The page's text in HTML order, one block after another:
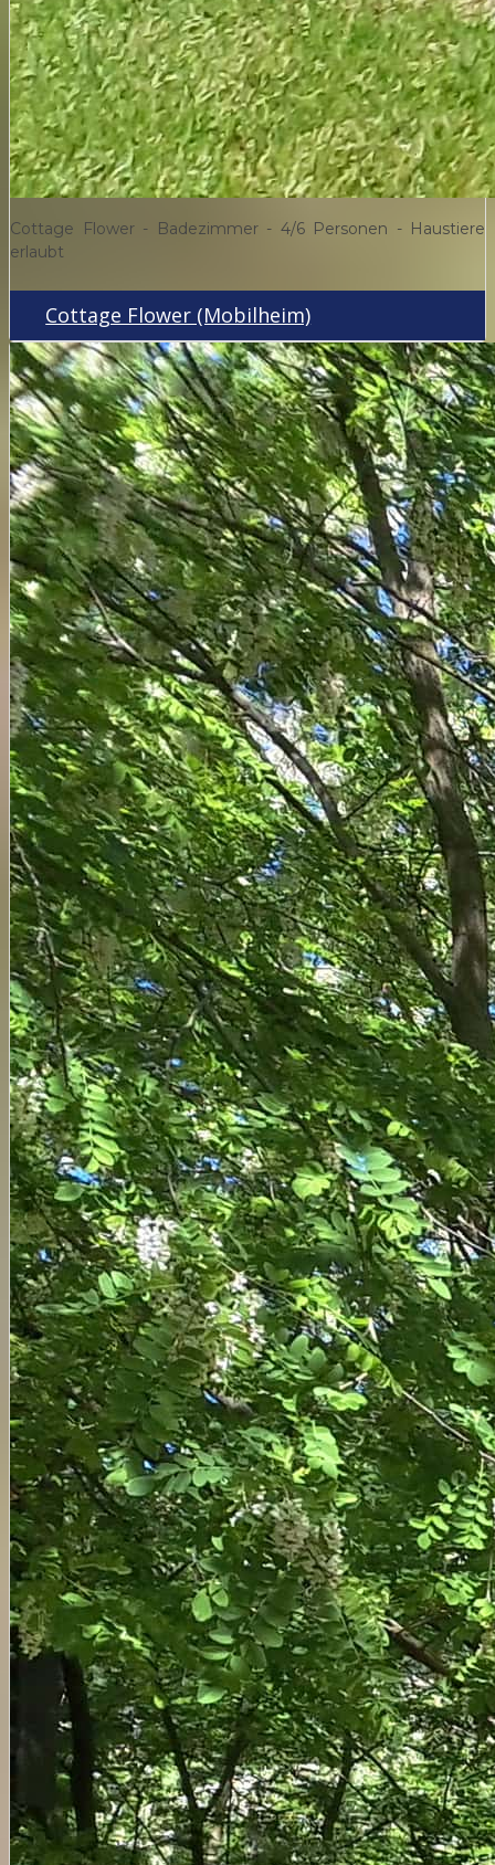
Cottage Flower - Badezimmer - 4/6 Personen - Haustiere
erlaubt
Cottage Flower (Mobilheim)